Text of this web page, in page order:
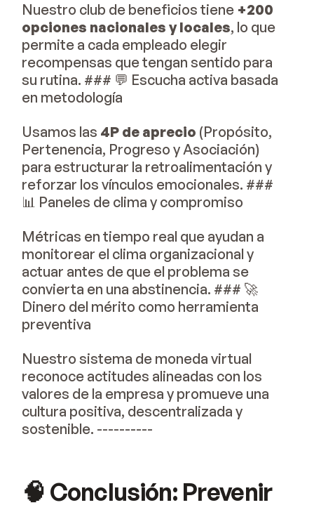
Nuestro club de beneficios tiene +200
opciones nacionales y locales, lo que
permite a cada empleado elegir
recompensas que tengan sentido para
su rutina. ### 💬 Escucha activa basada
en metodología
Usamos las 4P de aprecio (Propósito,
Pertenencia, Progreso y Asociación)
para estructurar la retroalimentación y
reforzar los vínculos emocionales. ###
📊 Paneles de clima y compromiso
Métricas en tiempo real que ayudan a
monitorear el clima organizacional y
actuar antes de que el problema se
convierta en una abstinencia. ### 🚀
Dinero del mérito como herramienta
preventiva
Nuestro sistema de moneda virtual
reconoce actitudes alineadas con los
valores de la empresa y promueve una
cultura positiva, descentralizada y
sostenible. ----------
🧠 Conclusión: Prevenir